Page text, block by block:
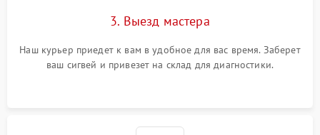
3. Выезд мастера
Наш курьер приедет к вам в удобное для вас время. Заберет
ваш сигвей и привезет на склад для диагностики.